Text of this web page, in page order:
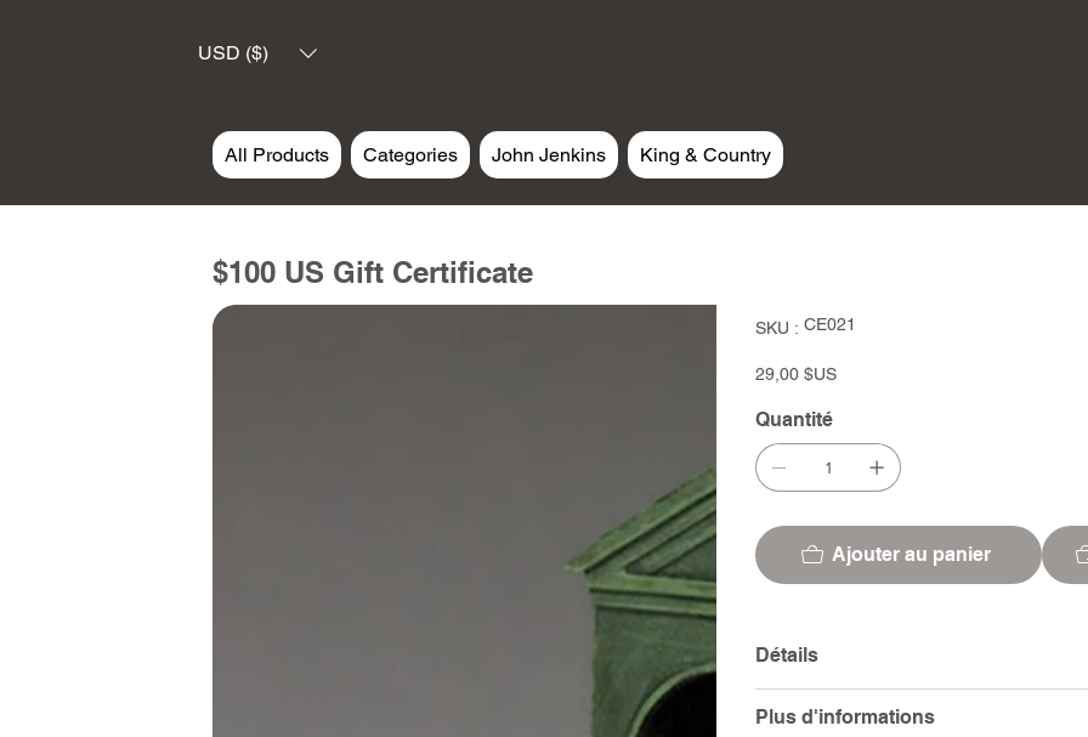
USD ($)
All Products Categories John Jenkins King & Country
$100 US Gift Certificate
SKU : SKU
CE021
CE021
Prix
29,00 $US
Quantité
Ajouter au panier
Détails
Plus d'informations